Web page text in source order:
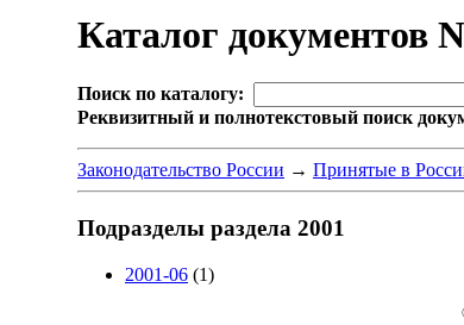
Каталог документов
Поиск по каталогу:
Реквизитный и полнотекстовый поиск
Законодательство России → Принятые в
Подразделы раздела 2001
2001-06 (1)